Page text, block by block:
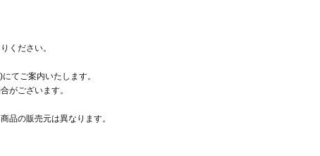
ください。
てご案内いたします。
がございます。
品の販売元は異なります。